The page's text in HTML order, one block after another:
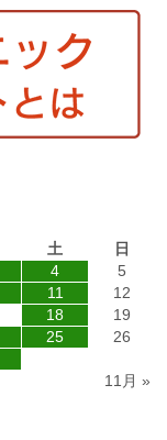
土
日
4
5
11
12
18
19
25
26
11月 »